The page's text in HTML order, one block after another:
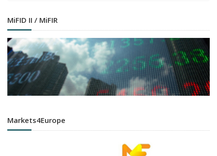
MiFID II / MiFIR
Markets4Europe